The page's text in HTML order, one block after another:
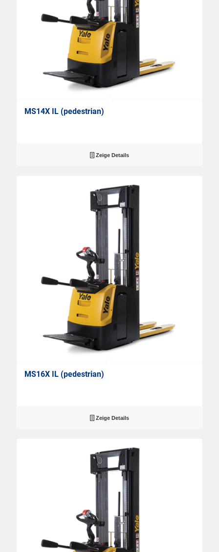
MS14X IL (pedestrian)
Zeige Details
MS16X IL (pedestrian)
Zeige Details